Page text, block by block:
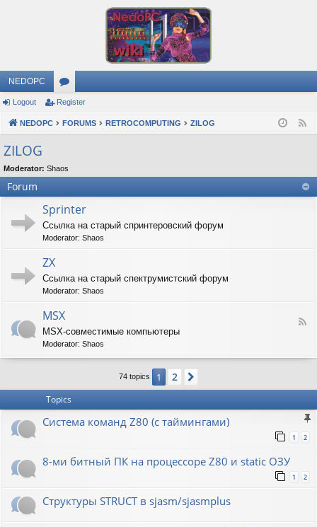
NEDOPC
or
u
s
Logout Register
NEDOPC FORUMS RETROCOMPUTING ZILOG
ZILOG
Moderator: Shaos
Forum
Sprinter
Ссылка на старый спринтеровский форум
Moderator: Shaos
ZX
Ссылка на старый спектрумистский форум
Moderator: Shaos
F
S
MSX
MSX-совместимые компьютеры
Moderator: Shaos
74 topics 1 2
Topics
Система команд Z80 (с таймингами)
1 2
8-ми битный ПК на процессоре Z80 и static ОЗУ
1 2
Структуры STRUCT в sjasm/sjasmplus